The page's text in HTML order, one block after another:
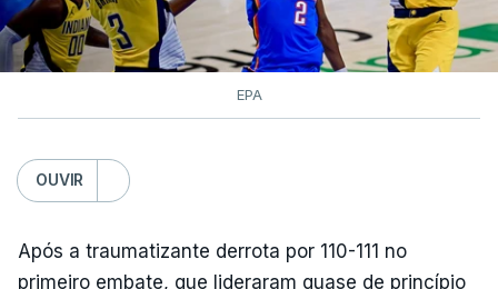
EPA
OUVIR
Após a traumatizante derrota por 110-111 no
primeiro embate, que lideraram quase de princípio